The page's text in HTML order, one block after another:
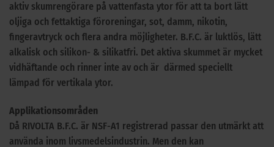
aktiv skumrengörare på vattenfasta ytor för att ta bort lätt
oljiga och fettaktiga föroreningar, sot, damm, nikotin,
fingeravtryck och flera andra möjligheter. B.F.C. är luktlös, lätt
alkalisk och silikon- & silikatfri. Det aktiva skummet är mycket
vidhäftande och rinner inte av och är därmed speciellt
lämpad för vertikala ytor.
Applikationsområden
Då RIVOLTA B.F.C. är NSF-A1 registrerad passar den utmärkt att
använda inom livsmedelsindustrin. Men den kan